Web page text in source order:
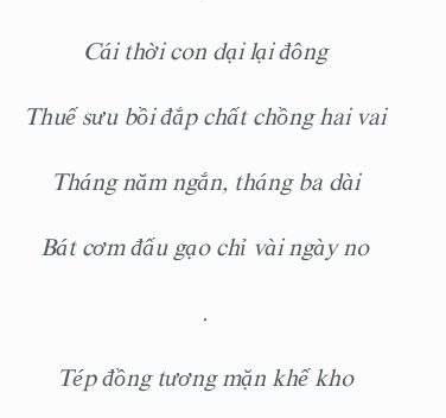
Cái thời con dại lại đông
Thuế sưu bồi đắp chất chồng hai vai
Tháng năm ngắn, tháng ba dài
Bát cơm đấu gạo chỉ vài ngày no
.
Tép đồng tương mặn khế kho